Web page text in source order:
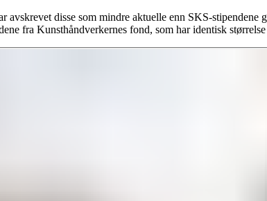
avskrevet disse som mindre aktuelle enn SKS-
fra Kunsthåndverkernes fond, som har identisk